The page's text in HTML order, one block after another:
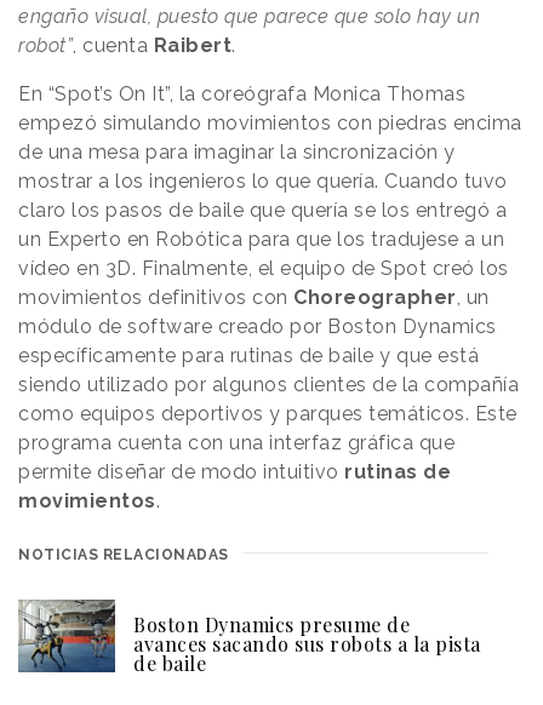
engaño visual, puesto que parece que solo hay un
robot”, cuenta Raibert.
En “Spot’s On It”, la coreógrafa Monica Thomas
empezó simulando movimientos con piedras encima
de una mesa para imaginar la sincronización y
mostrar a los ingenieros lo que quería. Cuando tuvo
claro los pasos de baile que quería se los entregó a
un Experto en Robótica para que los tradujese a un
vídeo en 3D. Finalmente, el equipo de Spot creó los
movimientos definitivos con Choreographer, un
módulo de software creado por Boston Dynamics
específicamente para rutinas de baile y que está
siendo utilizado por algunos clientes de la compañía
como equipos deportivos y parques temáticos. Este
programa cuenta con una interfaz gráfica que
permite diseñar de modo intuitivo rutinas de
movimientos.
NOTICIAS RELACIONADAS
Boston Dynamics presume de
avances sacando sus robots a la pista
de baile